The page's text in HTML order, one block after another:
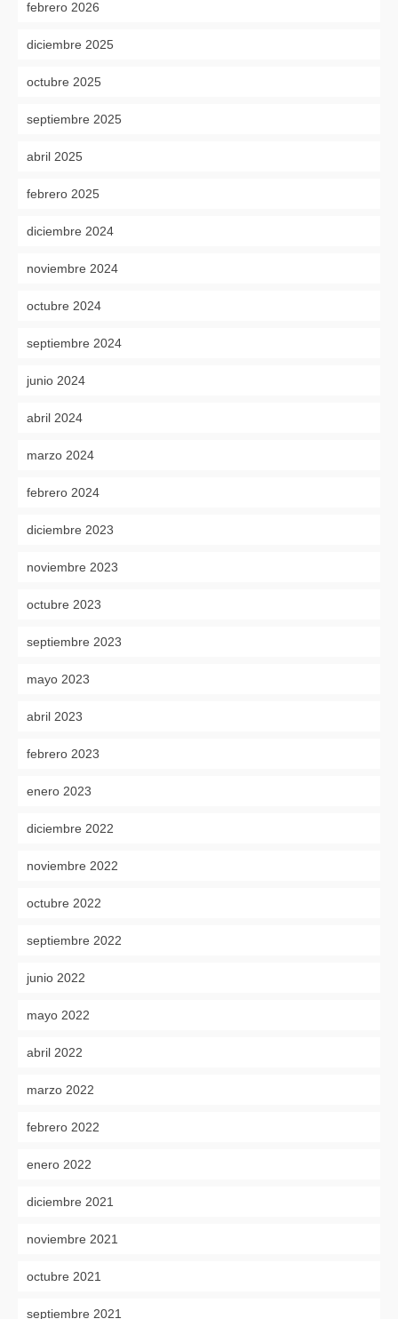
febrero 2026
diciembre 2025
octubre 2025
septiembre 2025
abril 2025
febrero 2025
diciembre 2024
noviembre 2024
octubre 2024
septiembre 2024
junio 2024
abril 2024
marzo 2024
febrero 2024
diciembre 2023
noviembre 2023
octubre 2023
septiembre 2023
mayo 2023
abril 2023
febrero 2023
enero 2023
diciembre 2022
noviembre 2022
octubre 2022
septiembre 2022
junio 2022
mayo 2022
abril 2022
marzo 2022
febrero 2022
enero 2022
diciembre 2021
noviembre 2021
octubre 2021
septiembre 2021